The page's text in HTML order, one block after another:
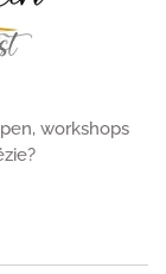
workshops